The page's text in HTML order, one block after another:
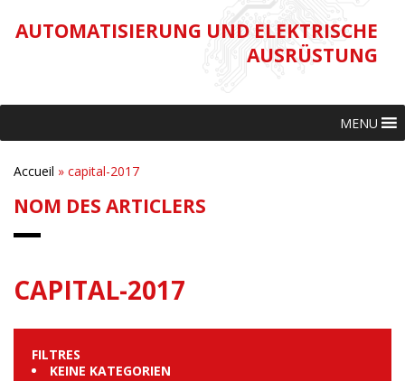
AUTOMATISIERUNG UND ELEKTRISCHE
AUSRÜSTUNG
MENU
Accueil » capital-2017
NOM DES ARTICLERS
CAPITAL-2017
FILTRES
KEINE KATEGORIEN